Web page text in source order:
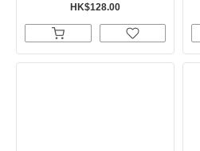
HK$128.00